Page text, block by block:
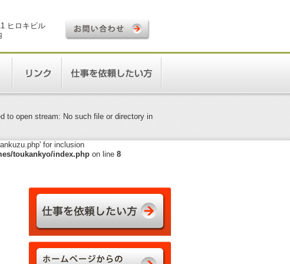
ヒロキビル
to open stream: No such file or directory in
for inclusion
toukankyo/index.phpon line 8